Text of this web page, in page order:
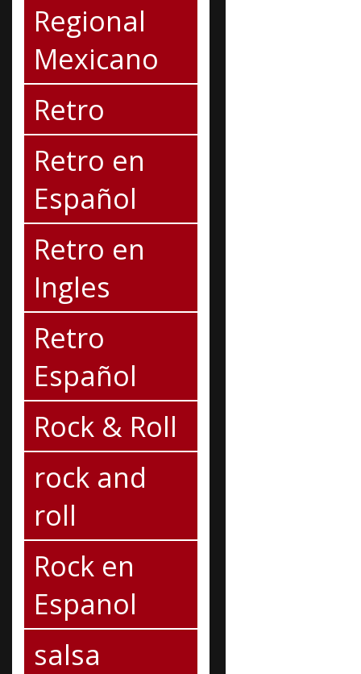
Regional
Mexicano
Retro
Retro en
Español
Retro en
Ingles
Retro
Español
Rock & Roll
rock and
roll
Rock en
Espanol
salsa